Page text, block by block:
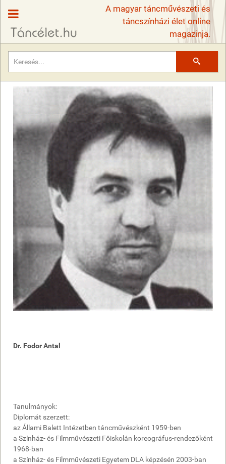
A magyar táncművészeti és
táncszínházi élet online
magazinja.
Dr. Fodor Antal
Tanulmányok:
Diplomát szerzett:
az Állami Balett Intézetben táncművészként 1959-ben
a Színház- és Filmművészeti Főiskolán koreográfus-rendezőként
1968-ban
a Színház- és Filmművészeti Egyetem DLA képzésén 2003-ban